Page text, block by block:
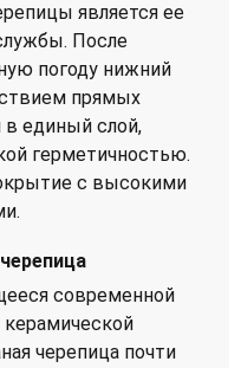
является ее
После
погоду нижний
прямых
в единый слой,
герметичностью.
с высокими
современной
керамической
черепица почти